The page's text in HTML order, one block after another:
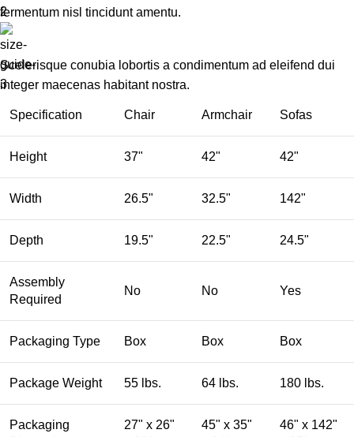
fermentum nisl tinciduntamentu.
Scelerisque conubia lobortis a condimentum ad eleifend dui
integer maecenas habitant nostra.
Specification Chair Armchair Sofas
Height 37" 42" 42"
Width 26.5" 32.5" 142"
Depth 19.5" 22.5" 24.5"
Assembly
Required
No No Yes
Packaging Type Box Box Box
Package Weight 55 lbs. 64 lbs. 180 lbs.
Packaging
27" x 26"
45" x 35"
46" x 142"